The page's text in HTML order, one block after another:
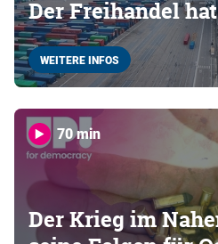
Der Freihandel
WEITERE INFOS
70 min
Der Krieg im